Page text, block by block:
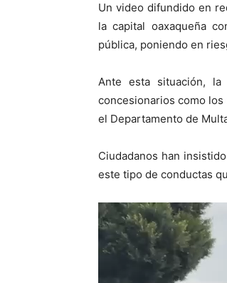
Un video difundido en
la capital oaxaqueña
pública, poniendo en
Ante esta situación,
concesionarios como
el Departamento de
Ciudadanos han
este tipo de conductas
Reproductor
de
vídeo